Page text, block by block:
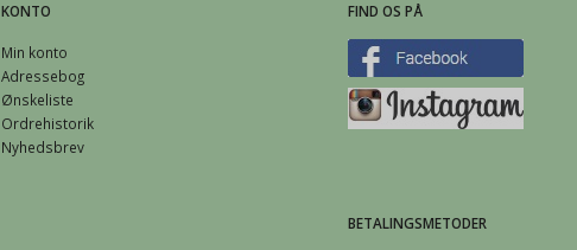
KONTO
Min konto
Adressebog
Ønskeliste
Ordrehistorik
Nyhedsbrev
FIND OS PÅ
BETALINGSMETODER